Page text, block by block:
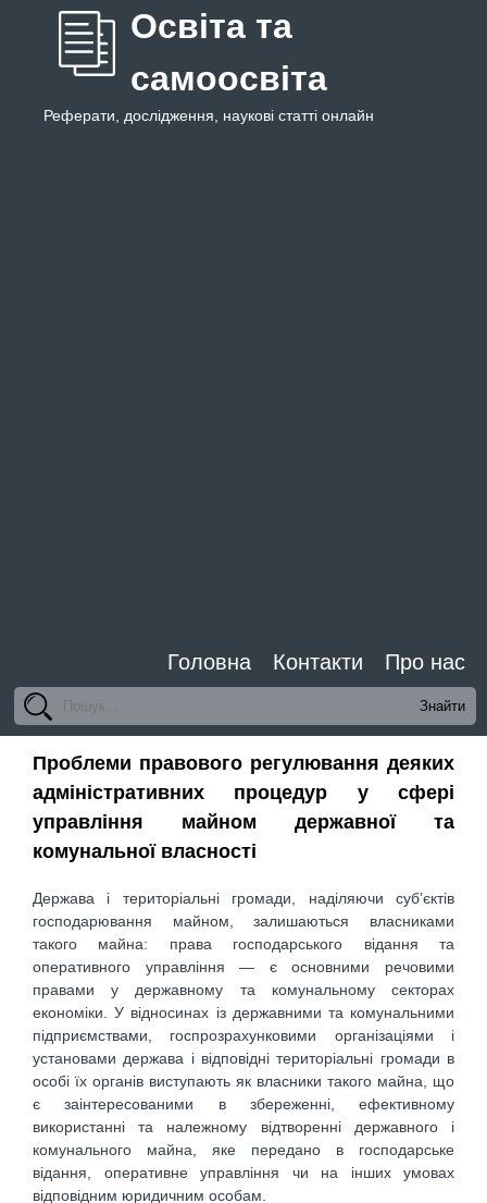
Освіта та
самоосвіта
Реферати, дослідження, наукові статті онлайн
Головна Контакти Про нас
Проблеми правового регулювання деяких
адміністративних процедур у сфері
управління майном державної та
комунальної власності
Держава і територіальні громади, наділяючи суб’єктів
господарювання майном, залишаються власниками
такого майна: права господарського відання та
оперативного управління — є основними речовими
правами у державному та комунальному секторах
економіки. У відносинах із державними та комунальними
підприємствами, госпрозрахунковими організаціями і
установами держава і відповідні територіальні громади в
особі їх органів виступають як власники такого майна, що
є заінтересованими в збереженні, ефективному
використанні та належному відтворенні державного і
комунального майна, яке передано в господарське
відання, оперативне управління чи на інших умовах
відповідним юридичним особам.